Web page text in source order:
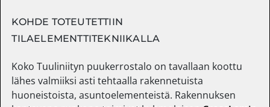
KOHDE TOTEUTETTIIN
TILAELEMENTTITEKNIIKALLA
Koko Tuuliniityn puukerrostalo on tavallaan koottu
lähes valmiiksi asti tehtaalla rakennetuista
huoneistoista, asuntoelementeistä. Rakennuksen